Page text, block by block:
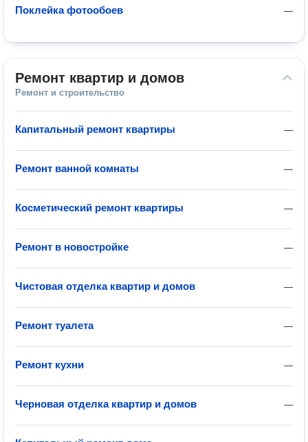
—
Поклейка фотообоев
Ремонт квартир и домов
Ремонт и строительство
—
Капитальный ремонт квартиры
—
Ремонт ванной комнаты
—
Косметический ремонт квартиры
—
Ремонт в новостройке
—
Чистовая отделка квартир и домов
—
Ремонт туалета
—
Ремонт кухни
—
Черновая отделка квартир и домов